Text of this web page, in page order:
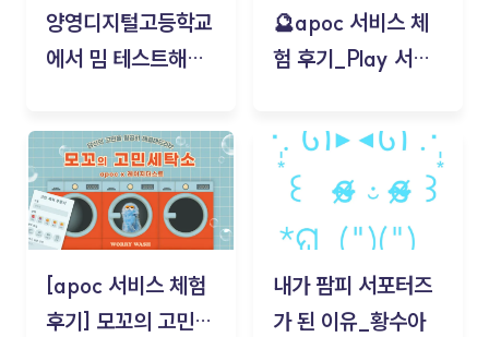
양영디지털고등학교
에서 밈 테스트해보
🔮apoc 서비스 체
험 후기_Play 서비
김태현
[apoc 서비스 체험
후기] 모꼬의 고민세
내가 팜피 서포터즈
가 된 이유_황수아